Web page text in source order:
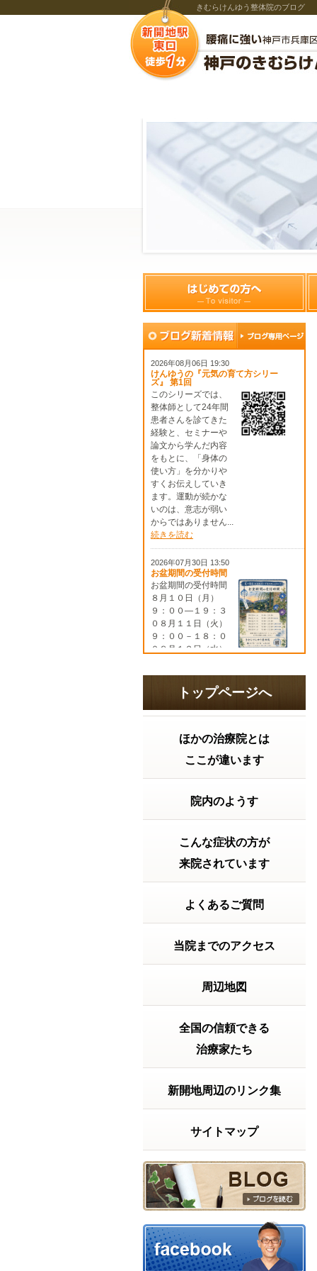
きむらけんゆう整体院のブログ
2026年08月06日 19:30
けんゆうの『元気の育て方シリー
ズ』 第1回
このシリーズでは、
整体師として24年間
患者さんを診てきた
経験と、セミナーや
論文から学んだ内容
をもとに、「身体の
使い方」を分かりや
すくお伝えしていき
ます。運動が続かな
いのは、意志が弱い
からではありません...
続きを読む
2026年07月30日 13:50
お盆期間の受付時間
お盆期間の受付時間
８月１０日（月）
９：００―１９：３
０８月１１日（火）
９：００－１８：０
０８月１２日（水）
０８月１３日（木）
９：００－１８：０
０８月１４日（金）
９：００－１７：０
2026年07月21日 16:06
胃腸の調子はどうですか？ 2026
っておきたい！実は
大切な『夏の土用」
の過ごし方。こんに
ちは。きむらけんゆ
う整体院です。毎日
暑い日が続いていま
「食欲がない」 「胃
が重い」 「寝て... 続
きを読む
2026年07月15日 12:15
2026年7月20日の受付時間
（月）は 祝日ですが9
お願い致します。～
～～～～～～～～～
う整体院〒６５２－
に・・・
【実話】ベッドから
立ち上がるのに、15
分以上かかっていた
話「もう、この痛み
とは一生付き合って
いくしかないんか
な……」もし、あな
たが今そんな風に諦
トップページへ
ほかの治療院とは
ここが違います
院内のようす
こんな症状の方が
来院されています
よくあるご質問
当院までのアクセス
周辺地図
全国の信頼できる
治療家たち
新開地周辺のリンク集
サイトマップ